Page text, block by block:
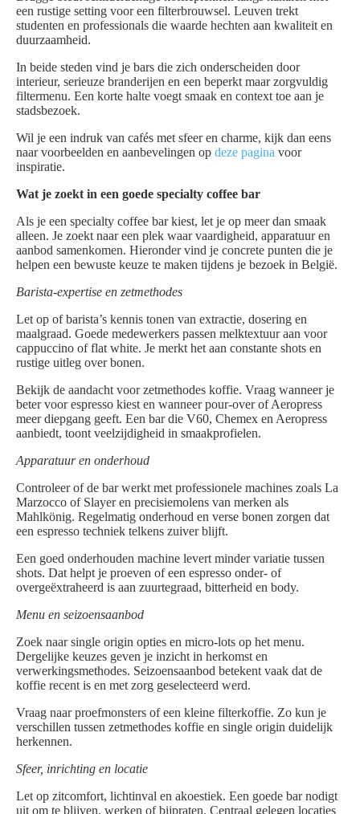
een rustige setting voor een filterbrouwsel. Leuven trekt
studenten en professionals die waarde hechten aan kwaliteit en
duurzaamheid.
In beide steden vind je bars die zich onderscheiden door
interieur, serieuze branderijen en een beperkt maar zorgvuldig
filtermenu. Een korte halte voegt smaak en context toe aan je
stadsbezoek.
Wil je een indruk van cafés met sfeer en charme, kijk dan eens
naar voorbeelden en aanbevelingen op deze pagina voor
inspiratie.
Wat je zoekt in een goede specialty coffee bar
Als je een specialty coffee bar kiest, let je op meer dan smaak
alleen. Je zoekt naar een plek waar vaardigheid, apparatuur en
aanbod samenkomen. Hieronder vind je concrete punten die je
helpen een bewuste keuze te maken tijdens je bezoek in België.
Barista-expertise en zetmethodes
Let op of barista’s kennis tonen van extractie, dosering en
maalgraad. Goede medewerkers passen melktextuur aan voor
cappuccino of flat white. Je merkt het aan constante shots en
rustige uitleg over bonen.
Bekijk de aandacht voor zetmethodes koffie. Vraag wanneer je
beter voor espresso kiest en wanneer pour-over of Aeropress
meer diepgang geeft. Een bar die V60, Chemex en Aeropress
aanbiedt, toont veelzijdigheid in smaakprofielen.
Apparatuur en onderhoud
Controleer of de bar werkt met professionele machines zoals La
Marzocco of Slayer en precisiemolens van merken als
Mahlkönig. Regelmatig onderhoud en verse bonen zorgen dat
een espresso techniek telkens zuiver blijft.
Een goed onderhouden machine levert minder variatie tussen
shots. Dat helpt je proeven of een espresso onder- of
overgeëxtraheerd is aan zuurtegraad, bitterheid en body.
Menu en seizoensaanbod
Zoek naar single origin opties en micro-lots op het menu.
Dergelijke keuzes geven je inzicht in herkomst en
verwerkingsmethodes. Seizoensaanbod betekent vaak dat de
koffie recent is en met zorg geselecteerd werd.
Vraag naar proefmonsters of een kleine filterkoffie. Zo kun je
verschillen tussen zetmethodes koffie en single origin duidelijk
herkennen.
Sfeer, inrichting en locatie
Let op zitcomfort, lichtinval en akoestiek. Een goede bar nodigt
uit om te blijven, werken of bijpraten. Centraal gelegen locaties